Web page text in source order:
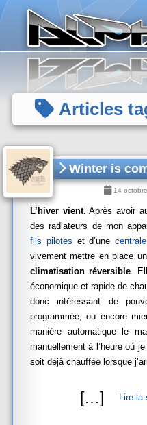
Articles
Winter is
14
L’hiver vient. Après avoir
des radiateurs de mon
fils pilotes et d’une
vivement mettre en place
climatisation réversible.
économique et rapide de
donc intéressant de
programmée, ou encore
manière automatique le
manuellement à l’heure où
soit déjà chauffée lorsque
[…] Lire la